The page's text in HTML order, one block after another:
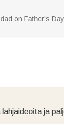
on Father's
ja